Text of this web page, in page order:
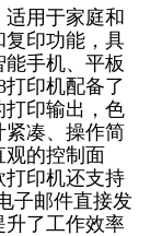
用于家庭和
复印功能，具
手机、平板
打印机配备了
打印输出，色
紧凑、操作简
的控制面
打印机还支持
子邮件直接发
升了工作效率